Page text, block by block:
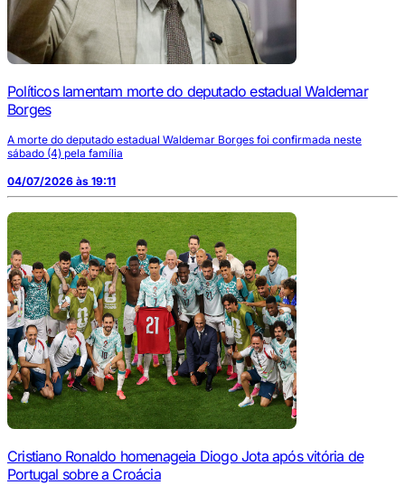
Políticos lamentam morte do deputado estadual Waldemar
Borges
A morte do deputado estadual Waldemar Borges foi confirmada neste
sábado (4) pela família
04/07/2026 às 19:11
Cristiano Ronaldo homenageia Diogo Jota após vitória de
Portugal sobre a Croácia